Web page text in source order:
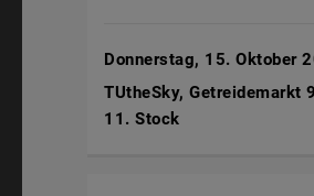
Donnerstag, 15. Oktober
TUtheSky, Getreidemarkt
11. Stock